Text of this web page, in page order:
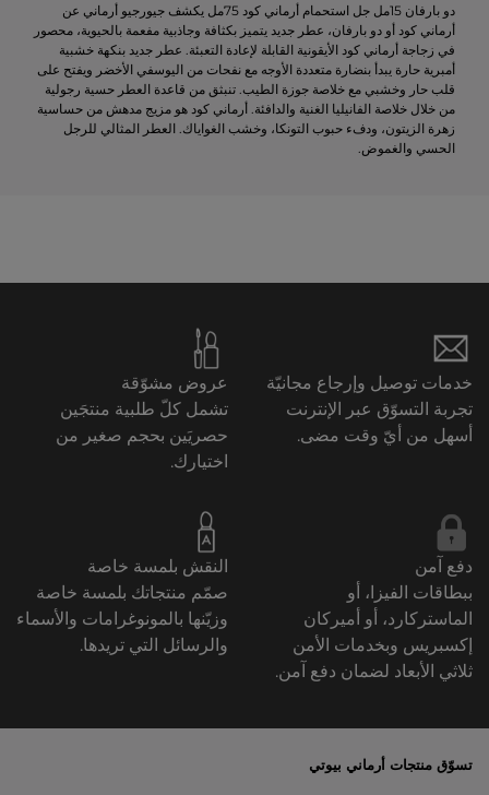
دو بارفان 15مل جل استحمام أرماني كود 75مل يكشف جيورجيو أرماني عن
أرماني كود أو دو بارفان، عطر جديد يتميز بكثافة وجاذبية مفعمة بالحيوية، محصور
في زجاجة أرماني كود الأيقونية القابلة لإعادة التعبئة. عطر جديد بنكهة خشبية
أمبرية حارة يبدأ بنضارة متعددة الأوجه مع نفحات من اليوسفي الأخضر ويفتح على
قلب حار وخشبي مع خلاصة جوزة الطيب. تنبثق من قاعدة العطر حسية رجولية
من خلال خلاصة الفانيليا الغنية والدافئة. أرماني كود هو مزيج مدهش من حساسية
زهرة الزيتون، ودفء حبوب التونكا، وخشب الغواياك. العطر المثالي للرجل
الحسي والغموض.
خدمات توصيل وإرجاع مجانيّة
تجربة التسوّق عبر الإنترنت
أسهل من أيّ وقت مضى.
عروض مشوّقة
تشمل كلّ طلبية منتجَين
حصريَين بحجم صغير من
اختيارك.
دفع آمن
ببطاقات الفيزا، أو
الماستركارد، أو أميركان
إكسبريس وبخدمات الأمن
ثلاثي الأبعاد لضمان دفع آمن.
النقش بلمسة خاصة
صمّم منتجاتك بلمسة خاصة
وزيّنها بالمونوغرامات والأسماء
والرسائل التي تريدها.
تسوّق منتجات أرماني بيوتي